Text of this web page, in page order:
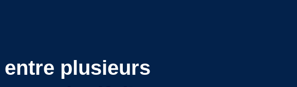
entre plusieurs